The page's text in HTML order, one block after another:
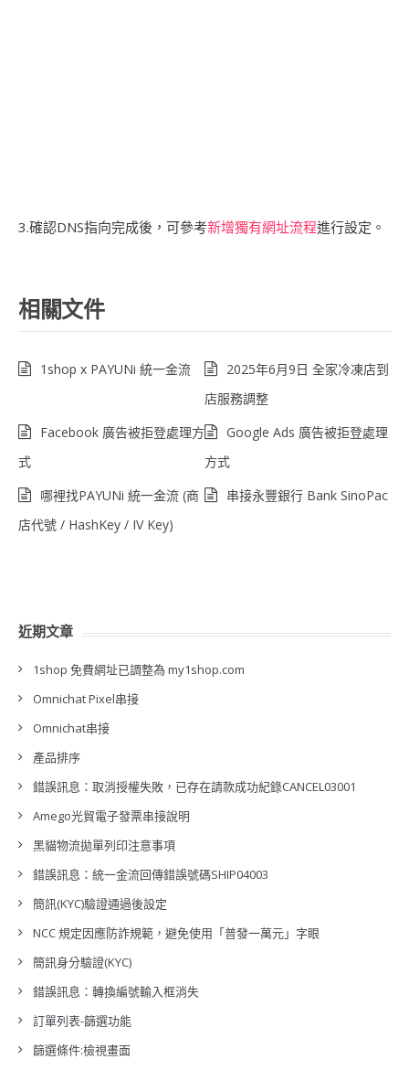
3.確認DNS指向完成後，可參考新增獨有網址流程進行設定。
相關文件
1shop x PAYUNi 統一金流
2025年6月9日 全家冷凍店到
店服務調整
Facebook 廣告被拒登處理方
式
Google Ads 廣告被拒登處理
方式
哪裡找PAYUNi 統一金流 (商
店代號 / HashKey / IV Key)
串接永豐銀行 Bank SinoPac
近期文章
1shop 免費網址已調整為 my1shop.com
Omnichat Pixel串接
Omnichat串接
產品排序
錯誤訊息：取消授權失敗，已存在請款成功紀錄CANCEL03001
Amego光貿電子發票串接說明
黑貓物流拋單列印注意事項
錯誤訊息：統一金流回傳錯誤號碼SHIP04003
簡訊(KYC)驗證通過後設定
NCC 規定因應防詐規範，避免使用「普發一萬元」字眼
簡訊身分驗證(KYC)
錯誤訊息：轉換編號輸入框消失
訂單列表-篩選功能
篩選條件:檢視畫面